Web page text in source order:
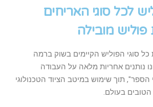
לכל סוגי האריחים
מובילה
סוגי הפוליש הקיימים בשוק ברמה
נותנים אחריות מלאה על העבודה
תוך שימוש במיטב הציוד הטכנולוגי
בעולם.